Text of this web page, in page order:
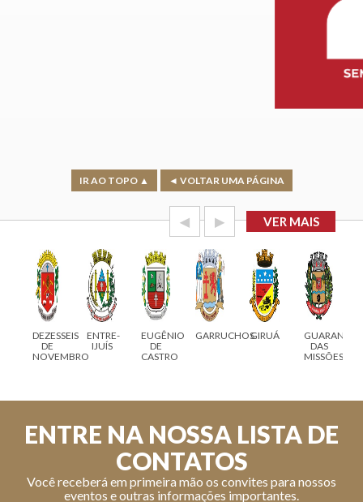
IR AO TOPO ▲ ◄ VOLTAR UMA PÁGINA
◀ ▶ VER MAIS
ENTRE-
IJUÍS
EUGÊNIO
DE
GARRUCHOSGIRUÁ
GUARANI
ENTRE NA NOSSA LISTA DE
CONTATOS
Você receberá em primeira mão os convites para nossos
eventos e outras informações importantes.